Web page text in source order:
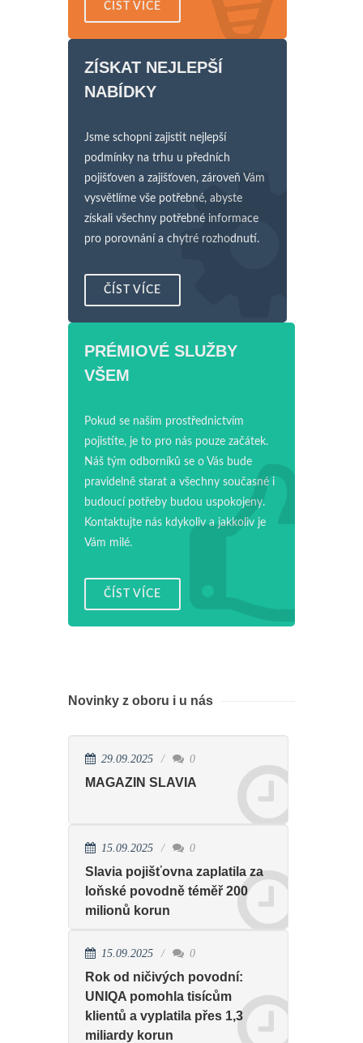
ČÍST VÍCE
ZÍSKAT NEJLEPŠÍ
NABÍDKY
Jsme schopni zajistit nejlepší
podmínky na trhu u předních
pojišťoven a zajišťoven, zároveň Vám
vysvětlíme vše potřebné, abyste
získali všechny potřebné informace
pro porovnání a chytré rozhodnutí.
ČÍST VÍCE
PRÉMIOVÉ SLUŽBY
VŠEM
Pokud se naším prostřednictvím
pojistíte, je to pro nás pouze začátek.
Náš tým odborníků se o Vás bude
pravidelně starat a všechny současné i
budoucí potřeby budou uspokojeny.
Kontaktujte nás kdykoliv a jakkoliv je
Vám milé.
ČÍST VÍCE
Novinky z oboru i u nás
29.09.2025 0
MAGAZIN SLAVIA
15.09.2025 0
Slavia pojišťovna zaplatila za
loňské povodně téměř 200
milionů korun
15.09.2025 0
Rok od ničivých povodní:
UNIQA pomohla tisícům
klientů a vyplatila přes 1,3
miliardy korun